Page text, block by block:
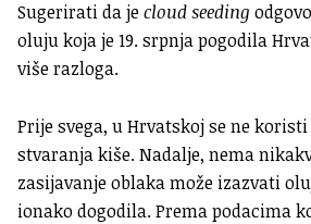
Sugerirati da jecloud seeding
oluju koja je 19. srpnja pogodila
više razloga.
Prije svega, u Hrvatskoj se ne
stvaranja kiše. Nadalje, nema
zasijavanje oblaka može izazvati
ionako dogodila. Prema podacima